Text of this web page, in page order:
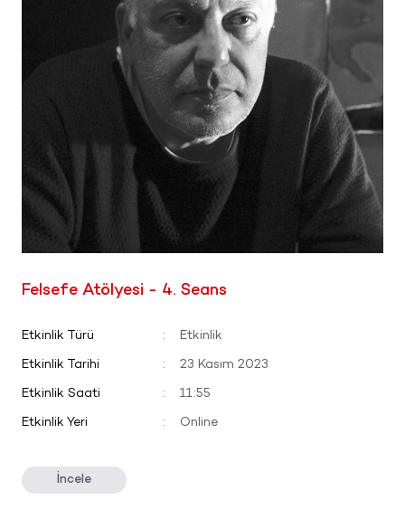
Felsefe Atölyesi - 4. Seans
Etkinlik Türü : Etkinlik
Etkinlik Tarihi : 23 Kasım 2023
Etkinlik Saati : 11:55
Etkinlik Yeri : Online
İncele